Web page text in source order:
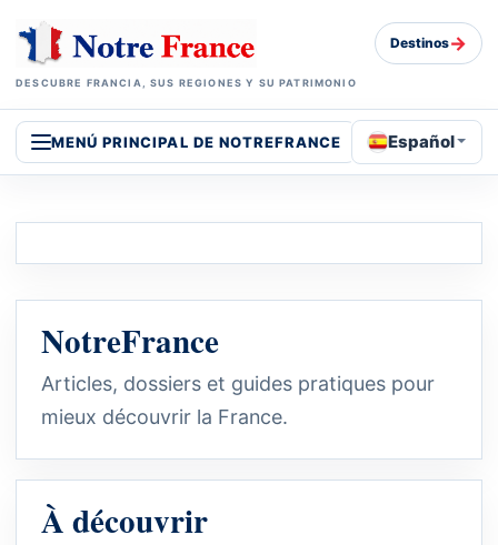
DESCUBRE FRANCIA, SUS REGIONES Y SU PATRIMONIO
Destinos→
MENÚ PRINCIPAL DE NOTREFRANCE Español
NotreFrance
Articles, dossiers et guides pratiques pour
mieux découvrir la France.
À découvrir